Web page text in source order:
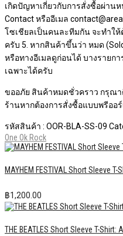
เกิดปัญหาเกี่ยวกับการสั่งซื้อผ่าน
Contact หรืออีเมล
โซเชียลเป็นคนละทีมกัน จะทำให้
ครับ 5. หากสินค้าขึ้นว่า หมด
หรือทางอีเมลดูก่อนได้ บางรายก
เฉพาะได้ครับ
ขออภัย สินค้าหมดชั่วคราว กรุณา
ร้านหากต้องการสั่งซื้อแบบพรีออร์
รหัสสินค้า : OOR-BLA-SS-09
One Ok Rock
MAYHEM FESTIVAL Short Sleeve T-
฿1,200.00
THE BEATLES Short Sleeve T-Shirt: